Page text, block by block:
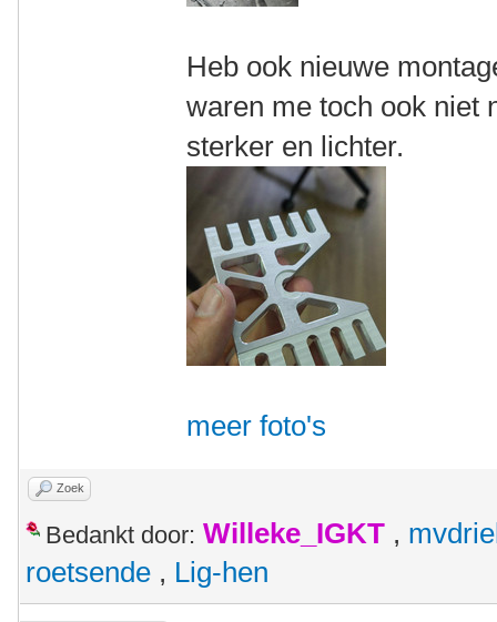
Heb ook nieuwe
waren me toch ook niet
sterker en lichter.
meer foto's
Zoek
Bedankt door: Willeke_IGKT ,
roetsende , Lig-hen